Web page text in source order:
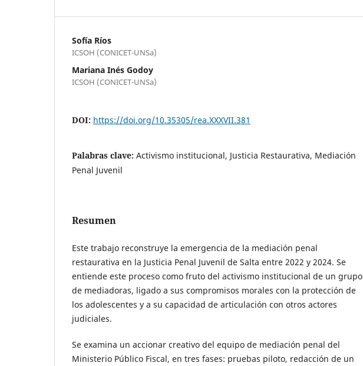
Sofía Ríos
ICSOH (CONICET-UNSa)
Mariana Inés Godoy
ICSOH (CONICET-UNSa)
DOI: https://doi.org/10.35305/rea.XXXVII.381
Palabras clave: Activismo institucional, Justicia Restaurativa, Mediación
Penal Juvenil
Resumen
Este trabajo reconstruye la emergencia de la mediación penal
restaurativa en la Justicia Penal Juvenil de Salta entre 2022 y 2024. Se
entiende este proceso como fruto del activismo institucional de un grupo
de mediadoras, ligado a sus compromisos morales con la protección de
los adolescentes y a su capacidad de articulación con otros actores
judiciales.
Se examina un accionar creativo del equipo de mediación penal del
Ministerio Público Fiscal, en tres fases: pruebas piloto, redacción de un